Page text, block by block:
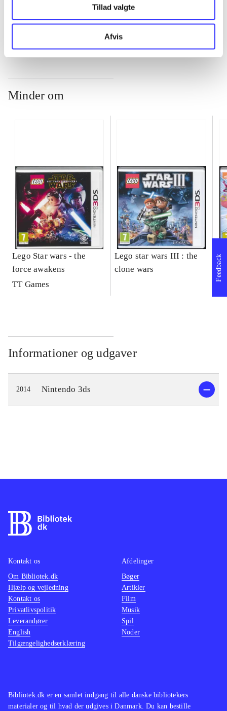
Tillad valgte
Afvis
...
Minder om
Lego Star wars - the
force awakens
TT Games
Lego star wars III : the
clone wars
Informationer og udgaver
2014 Nintendo 3ds
Feedback
Bibliotek.dk er en samlet indgang til alle danske bibliotekers
materialer og til hvad der udgives i Danmark. Du kan bestille
Kontakt os
Om Bibliotek.dk
Hjælp og vejledning
Kontakt os
Privatlivspolitik
Leverandører
English
Tilgængelighedserklæring
Afdelinger
Bøger
Artikler
Film
Musik
Spil
Noder